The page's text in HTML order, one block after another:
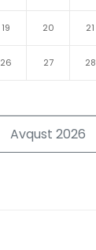
Avqust 2026
19 20 21
26 27 28